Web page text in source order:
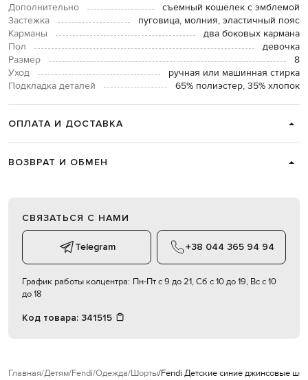
Дополнительно
съемный кошелек с эмблемой
Застежка
пуговица, молния, эластичный пояс
Карманы
два боковых кармана
Пол
девочка
Размер
8
Уход
ручная или машинная стирка
Подкладка деталей
65% полиэстер, 35% хлопок
ОПЛАТА И ДОСТАВКА
ВОЗВРАТ И ОБМЕН
СВЯЗАТЬСЯ С НАМИ
Telegram +38 044 365 94 94
График работы колцентра: Пн-Пт с 9 до 21, Сб с 10 до 19, Вс с 10
до 18
Код товара: 341515
Главная Детям Fendi Одежда Шорты Fendi Детские синие джинсовые